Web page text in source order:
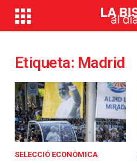
Etiqueta: Madrid
SELECCIÓ ECONÒMICA